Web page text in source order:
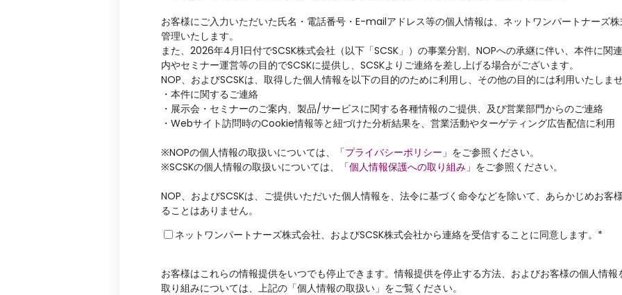
お客様にご入力いただいた氏名・電話番号・E-mailアドレス等の個人情報は、ネットワンパートナーズ
管理いたします。
また、2026年4月1日付でSCSK株式会社（以下「SCSK」）の事業分割、NOPへの承継に伴い、本件に関
内やセミナー運営等の目的でSCSKに提供し、SCSKよりご連絡を差し上げる場合がございます。
NOP、およびSCSKは、取得した個人情報を以下の目的のために利用し、その他の目的には利用いたしま
・本件に関するご連絡
・展示会・セミナーのご案内、製品/サービスに関する各種情報のご提供、及び営業部門からのご連絡
・Webサイト訪問時のCookie情報等と紐づけた分析結果を、営業活動やターゲティング広告配信に利用
※NOPの個人情報の取扱いについては、「プライバシーポリシー」をご参照ください。
※SCSKの個人情報の取扱いについては、「個人情報保護への取り組み」をご参照ください。
NOP、およびSCSKは、ご提供いただいた個人情報を、法令に基づく命令などを除いて、あらかじめお客
ることはありません。
ネットワンパートナーズ株式会社、およびSCSK株式会社から連絡を受信することに同意します。 *
お客様はこれらの情報提供をいつでも停止できます。情報提供を停止する方法、およびお客様の個人情
取り組みについては、上記の「個人情報の取扱い」をご覧ください。